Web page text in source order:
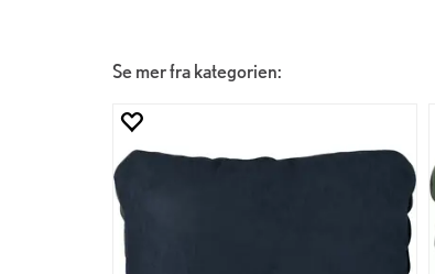
Se mer fra kategorien: